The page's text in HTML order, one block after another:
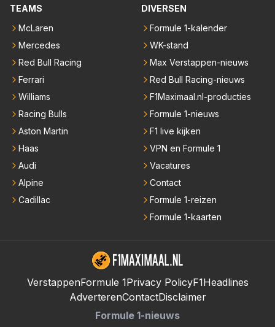
TEAMS
McLaren
Mercedes
Red Bull Racing
Ferrari
Williams
Racing Bulls
Aston Martin
Haas
Audi
Alpine
Cadillac
DIVERSEN
Formule 1-kalender
WK-stand
Max Verstappen-nieuws
Red Bull Racing-nieuws
F1Maximaal.nl-producties
Formule 1-nieuws
F1 live kijken
VPN en Formule 1
Vacatures
Contact
Formule 1-reizen
Formule 1-kaarten
VerstappenFormule 1Privacy PolicyF1Headlines
AdverterenContactDisclaimer
Formule 1-nieuws